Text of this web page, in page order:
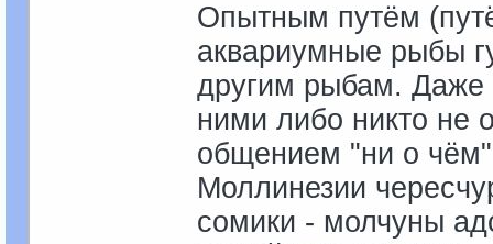
Опытным путём
аквариумные рыбы
другим рыбам. Даже
ними либо никто не
общением "ни о
Моллинезии
сомики - молчуны